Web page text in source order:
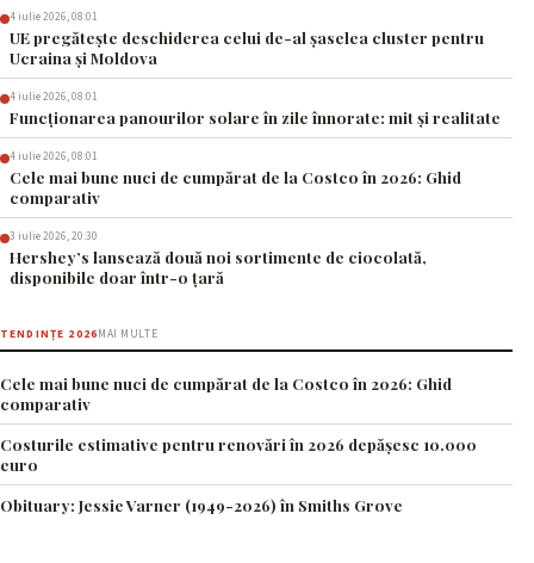
4 iulie 2026, 08:01
UE pregătește deschiderea celui de-al șaselea cluster pentru
Ucraina și Moldova
4 iulie 2026, 08:01
Funcționarea panourilor solare în zile înnorate: mit și realitate
4 iulie 2026, 08:01
Cele mai bune nuci de cumpărat de la Costco în 2026: Ghid
comparativ
3 iulie 2026, 20:30
Hershey’s lansează două noi sortimente de ciocolată,
disponibile doar într-o țară
TENDINȚE 2026MAI MULTE
Cele mai bune nuci de cumpărat de la Costco în 2026: Ghid
comparativ
Costurile estimative pentru renovări în 2026 depășesc 10.000
euro
Obituary: Jessie Varner (1949-2026) în Smiths Grove